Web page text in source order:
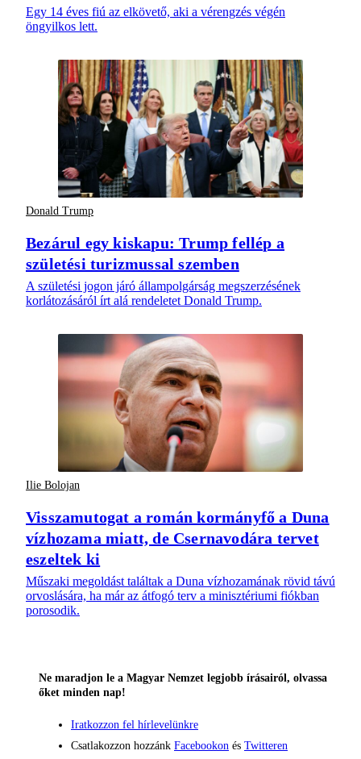
Egy 14 éves fiú az elkövető, aki a vérengzés végén
öngyilkos lett.
Donald Trump
Bezárul egy kiskapu: Trump fellép a
születési turizmussal szemben
A születési jogon járó állampolgárság megszerzésének
korlátozásáról írt alá rendeletet Donald Trump.
Ilie Bolojan
Visszamutogat a román kormányfő a Duna
vízhozama miatt, de Csernavodára tervet
eszeltek ki
Műszaki megoldást találtak a Duna vízhozamának rövid távú
orvoslására, ha már az átfogó terv a minisztériumi fiókban
porosodik.
Ne maradjon le a Magyar Nemzet legjobb írásairól, olvassa
őket minden nap!
Iratkozzon fel hírlevelünkre
Csatlakozzon hozzánk Facebookon és Twitteren